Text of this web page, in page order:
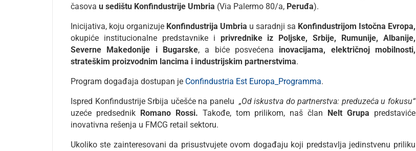
časova u sedištu Konfindustrije Umbria (Via Palermo 80/a, Peruđa).
Inicijativa, koju organizuje Konfindustrija Umbria u saradnji sa Konfindustrijom Istočna Evropa,
okupiće institucionalne predstavnike i privrednike iz Poljske, Srbije, Rumunije, Albanije,
Severne Makedonije i Bugarske, a biće posvećena inovacijama, električnoj mobilnosti,
strateškim proizvodnim lancima i industrijskim partnerstvima.
Program događaja dostupan je Confindustria Est Europa_Programma.
Ispred Konfindustrije Srbija učešće na panelu „Od iskustva do partnerstva: preduzeća u fokusu“
uzeće predsednik Romano Rossi. Takođe, tom prilikom, naš član Nelt Grupa predstaviće
inovativna rešenja u FMCG retail sektoru.
Ukoliko ste zainteresovani da prisustvujete ovom događaju koji predstavlja jedinstvenu priliku